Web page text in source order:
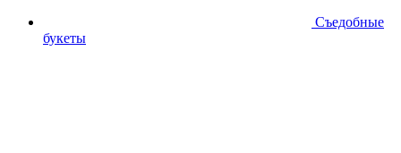
Съедобные
букеты